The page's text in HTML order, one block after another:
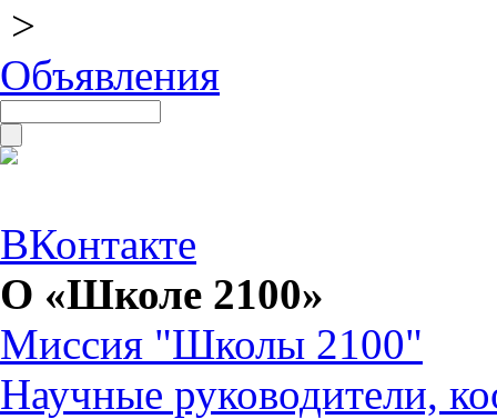
>
Объявления
ВКонтакте
О «Школе 2100»
Миссия "Школы 2100"
Научные руководители,